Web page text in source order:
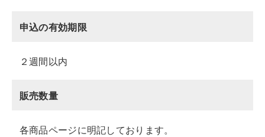
申込の有効期限
２週間以内
販売数量
各商品ページに明記しております。